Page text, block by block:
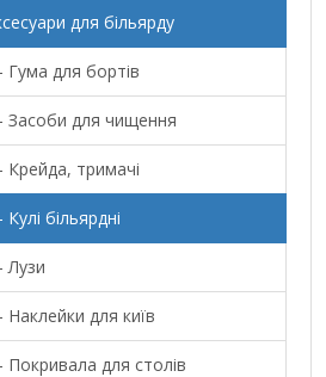
для більярду
Гума для бортів
Засоби для чищення
Крейда, тримачі
Кулі більярдні
Лузи
Наклейки для київ
Покривала для столів